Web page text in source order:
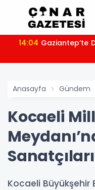
14:04 Gaziantep’te
Anasayfa Gündem
Kocaeli
Kocaeli Büyükşehir